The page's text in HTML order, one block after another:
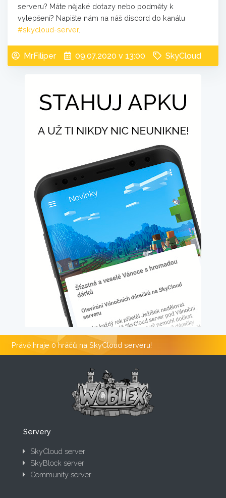
serveru? Máte nějaké dotazy nebo podměty k
vylepšení? Napište nám na náš discord do kanálu
#skycloud-server.
MrFiliper 09.07.2020 v 13:00 SkyCloud
Právě hraje 0 hráčů na SkyCloud serveru!
Servery
SkyCloud server
SkyBlock server
Community server